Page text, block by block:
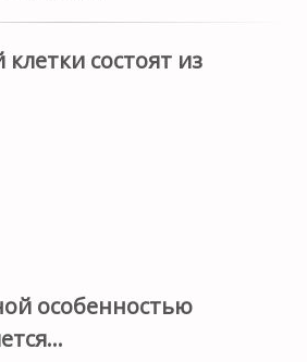
состоят из
особенностью